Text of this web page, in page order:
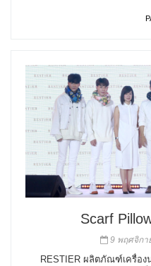
Scarf
9 พฤศจิกา
RESTIER ผลิตภัณฑ์เครื่อ